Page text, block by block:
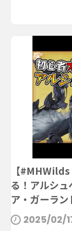
【
る！アルシ
ア・ガーラ
2025/02/